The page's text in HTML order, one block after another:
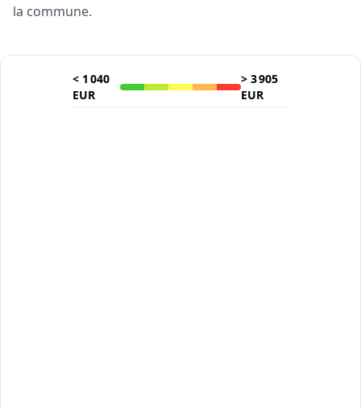
la commune.
< 1 040
EUR
> 3 905
EUR